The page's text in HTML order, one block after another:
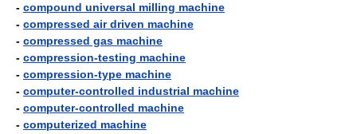
- compound universal milling machine
- compressed air driven machine
- compressed gas machine
- compression-testing machine
- compression-type machine
- computer-controlled industrial machine
- computer-controlled machine
- computerized machine